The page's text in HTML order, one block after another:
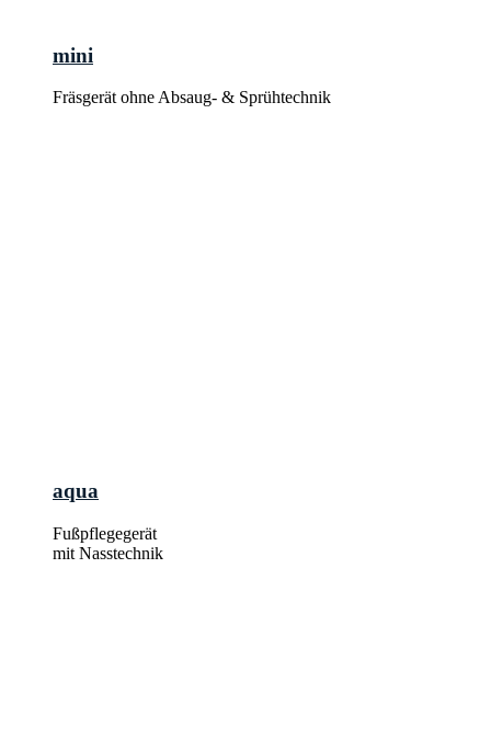
mini
Fräsgerät ohne Absaug- & Sprühtechnik
aqua
Fußpflegegerät
mit Nasstechnik